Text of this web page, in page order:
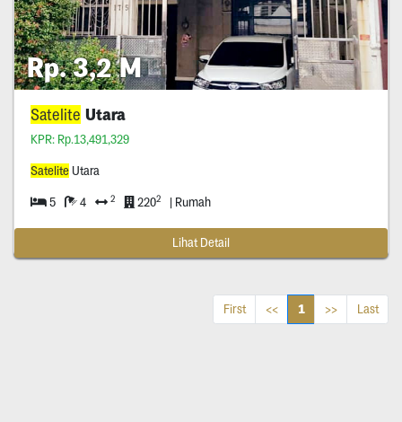
Rp. 3,2 M
Satelite Utara
KPR: Rp.13,491,329
SateliteUtara
5 4 2 2202 | Rumah
Lihat Detail
First << 1 >> Last